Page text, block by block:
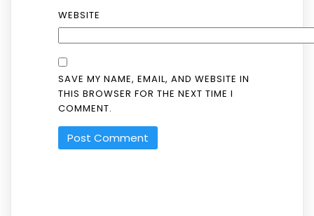
WEBSITE
SAVE MY NAME, EMAIL, AND WEBSITE IN
THIS BROWSER FOR THE NEXT TIME I
COMMENT.